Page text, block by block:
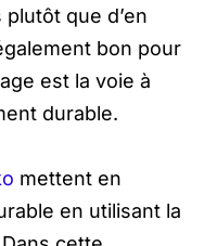
que d’en
bon pour
est la voie à
durable.
mettent en
en utilisant la